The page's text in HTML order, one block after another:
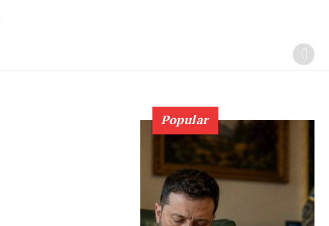
Popular